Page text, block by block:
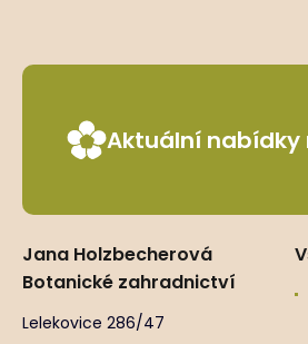
Aktuální
Jana Holzbecherová
Botanické zahradnictví
Lelekovice 286/47